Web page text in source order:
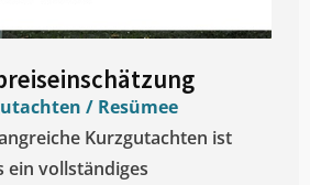
/ Resümee
Kurzgutachten ist
ein vollständiges